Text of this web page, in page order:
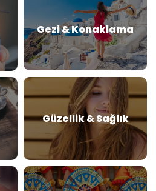
Gezi & Konaklama
Güzellik & Sağlık